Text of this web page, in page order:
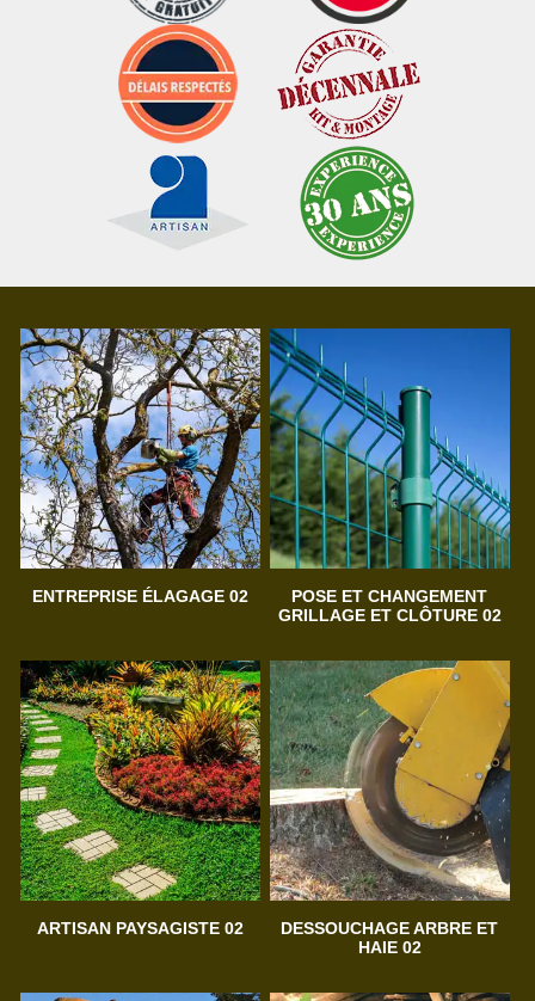
ENTREPRISE ÉLAGAGE 02
POSE ET CHANGEMENT
GRILLAGE ET CLÔTURE 02
ARTISAN PAYSAGISTE 02
DESSOUCHAGE ARBRE ET
HAIE 02